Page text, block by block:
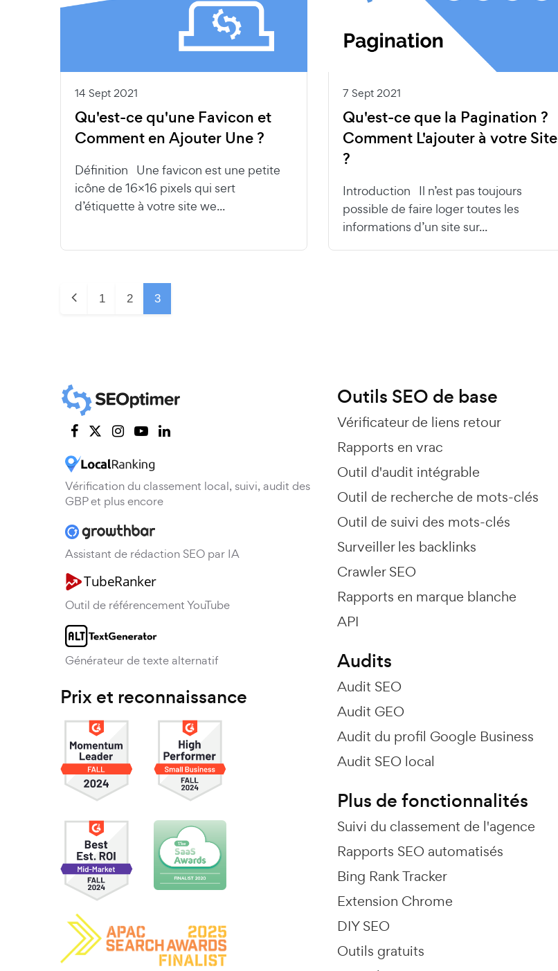
14 Sept 2021
Qu'est-ce qu'une Favicon et
Comment en Ajouter Une ?
Définition Une favicon est une petite
icône de 16×16 pixels qui sert
d’étiquette à votre site we...
7 Sept 2021
Qu'est-ce que la Pagination ?
Comment L'ajouter à votre Site
?
Introduction Il n’est pas toujours
possible de faire loger toutes les
informations d’un site sur...
1 2 3
Vérification du classement local, suivi, audit des
GBP et plus encore
Assistant de rédaction SEO par IA
Outil de référencement YouTube
Générateur de texte alternatif
Prix et reconnaissance
Outils SEO de base
Vérificateur de liens retour
Rapports en vrac
Outil d'audit intégrable
Outil de recherche de mots-clés
Outil de suivi des mots-clés
Surveiller les backlinks
Crawler SEO
Rapports en marque blanche
API
Audits
Audit SEO
Audit GEO
Audit du profil Google Business
Audit SEO local
Plus de fonctionnalités
Suivi du classement de l'agence
Rapports SEO automatisés
Bing Rank Tracker
Extension Chrome
DIY SEO
Outils gratuits